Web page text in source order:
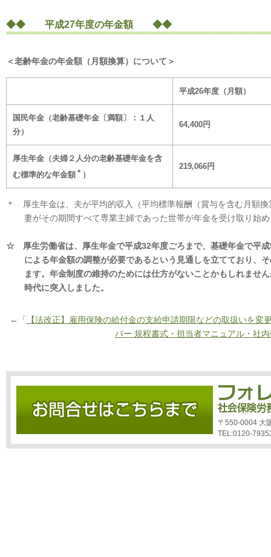
◆◆ 平成27年度の年金額 ◆◆
＜老齢年金の年金額（月額換算）について＞
平成26年度（月額）
国民年金 （老齢基礎年金〔満額〕：１人
分）
64,400 円
厚生年金（夫婦２人分の老齢基礎年金を含
む標準的な年金額 ＊ ）
219,066 円
＊ 厚生年金は、夫が平均的収入（平均標準報酬（賞与を含む月額
妻がその期間すべて専業主婦であった世帯が年金を受け取り始
☆ 厚生労働省は、厚生年金で平成32年度ごろまで、基礎年金で平
による年金額の調整が必要であるという見通しを立てており、
ます。年金制度の維持のためには仕方がないことかもしれませ
時代に突入しました。
←「
【法改正】雇用保険の給付金の支給申請期限などの取扱いを変
バー 規程書式・担当者マニュアル・社
〒550-0004 大
TEL:0120-